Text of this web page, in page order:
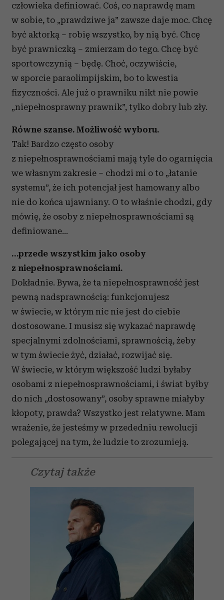
człowieka definiować. Coś, co naprawdę mam
w sobie, to „prawdziwe ja” zawsze daje moc. Chcę
być aktorką – robię wszystko, by nią być. Chcę
być prawniczką – zmierzam do tego. Chcę być
sportowczynią – będę. Choć, oczywiście,
w sporcie paraolimpijskim, bo to kwestia
fizyczności. Ale już o prawniku nikt nie powie
„niepełnosprawny prawnik”, tylko dobry lub zły.
Równe szanse. Możliwość wyboru.
Tak! Bardzo często osoby
z niepełnosprawnościami mają tyle do ogarnięcia
we własnym zakresie – chodzi mi o to „łatanie
systemu”, że ich potencjał jest hamowany albo
nie do końca ujawniany. O to właśnie chodzi, gdy
mówię, że osoby z niepełnosprawnościami są
definiowane…
…przede wszystkim jako osoby
z niepełnosprawnościami.
Dokładnie. Bywa, że ta niepełnosprawność jest
pewną nadsprawnością: funkcjonujesz
w świecie, w którym nic nie jest do ciebie
dostosowane. I musisz się wykazać naprawdę
specjalnymi zdolnościami, sprawnością, żeby
w tym świecie żyć, działać, rozwijać się.
W świecie, w którym większość ludzi byłaby
osobami z niepełnosprawnościami, i świat byłby
do nich „dostosowany”, osoby sprawne miałyby
kłopoty, prawda? Wszystko jest relatywne. Mam
wrażenie, że jesteśmy w przededniu rewolucji
polegającej na tym, że ludzie to zrozumieją.
Czytaj także